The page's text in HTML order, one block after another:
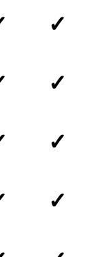
✓
✓
✓
✓